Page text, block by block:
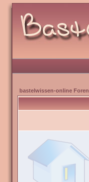
bastelwissen-online